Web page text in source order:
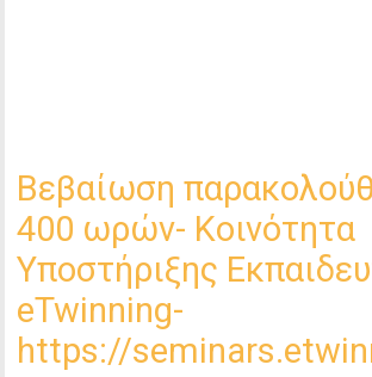
Βεβαίωση
400 ωρών- Κοινότητα
Υποστήριξης
eTwinning-
https://